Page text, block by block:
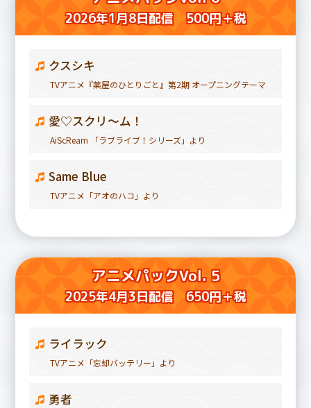
2026年1月8日配信 500円＋税
クスシキ
TVアニメ『薬屋のひとりごと』第2期 オープニングテーマ
愛♡スクリ～ム！
AiScReam 「ラブライブ！シリーズ」より
Same Blue
TVアニメ「アオのハコ」より
アニメパックVol. 5
2025年4月3日配信 650円＋税
ライラック
TVアニメ「忘却バッテリー」より
勇者